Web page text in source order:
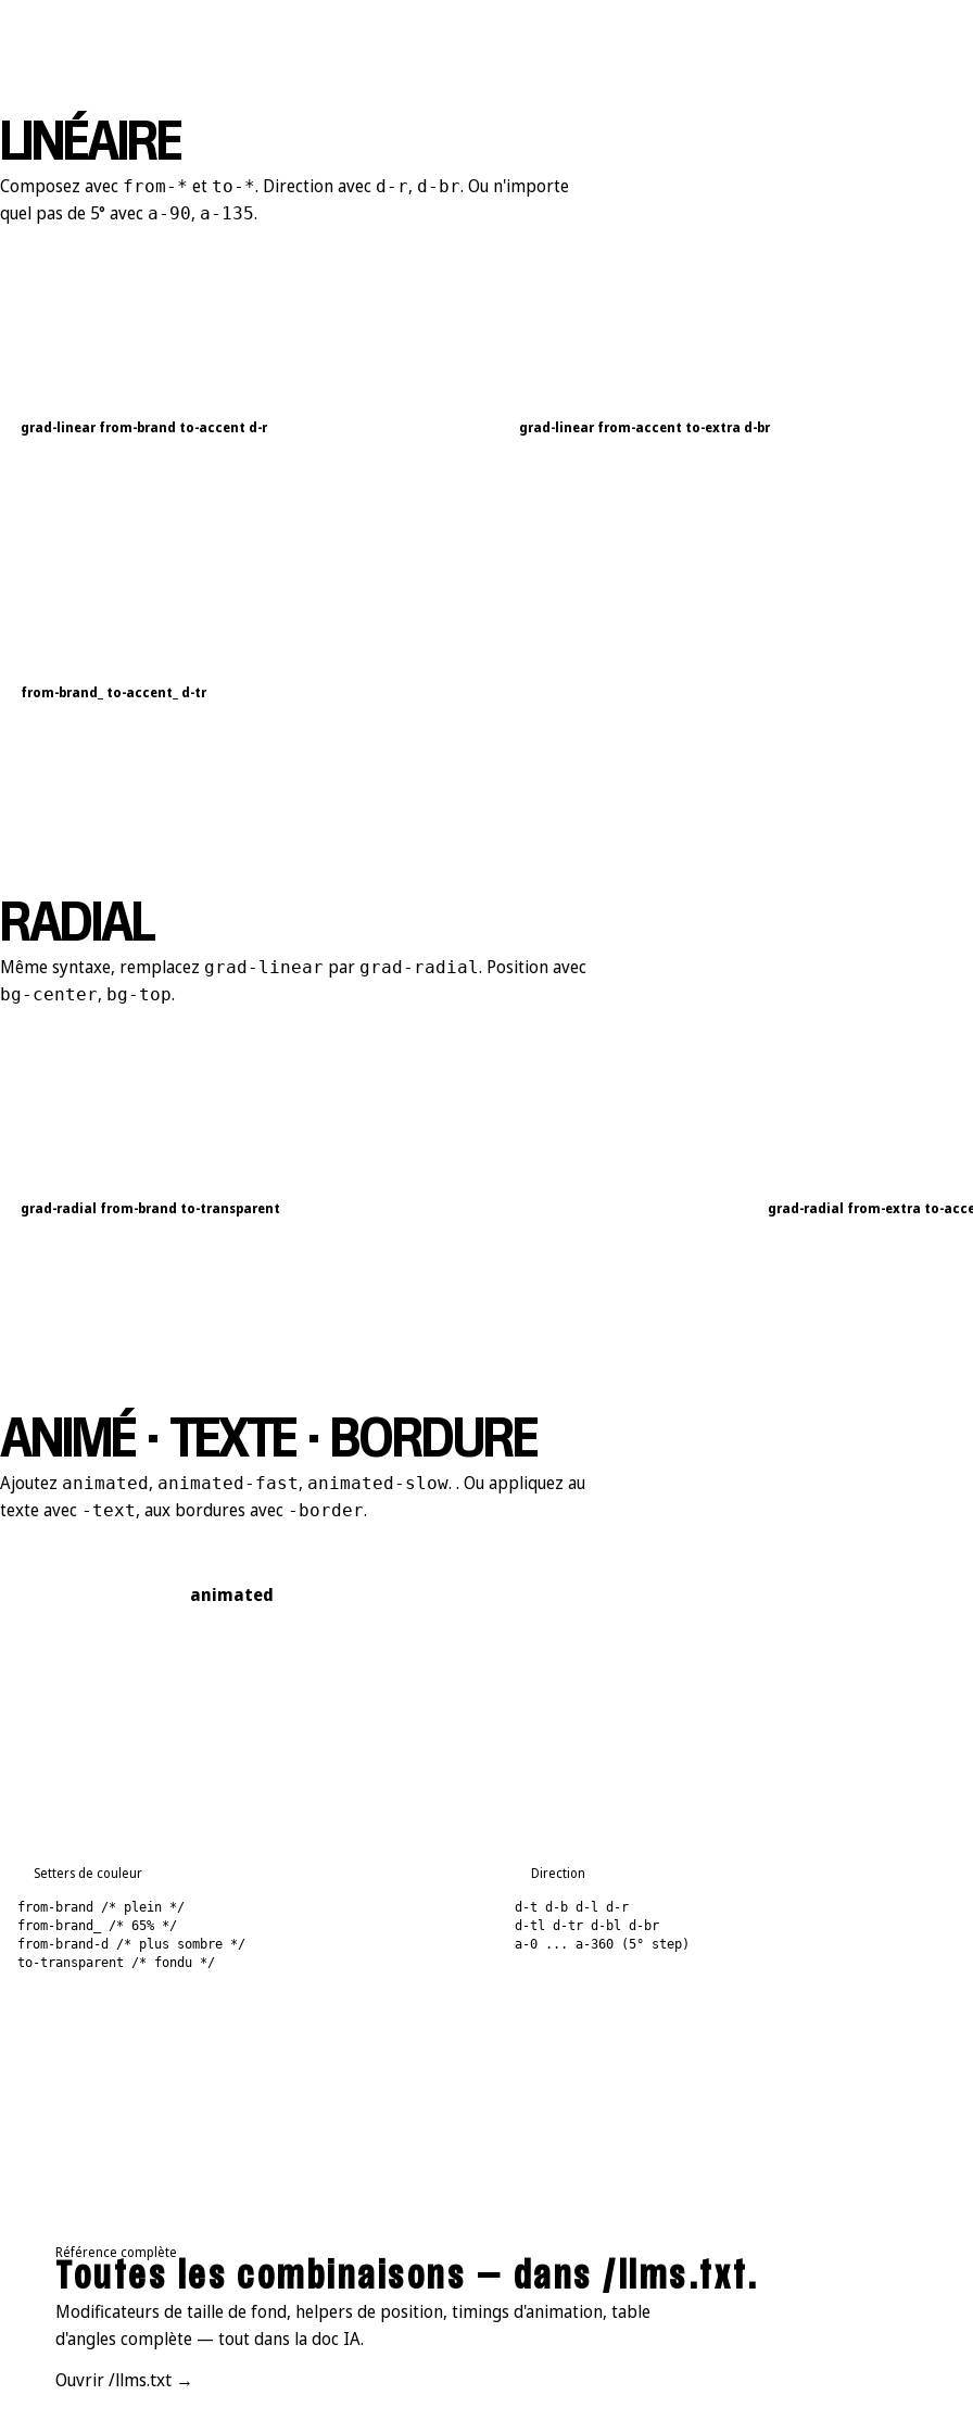
LINÉAIRE
Composez avec from-* et to-*. Direction avec d-r, d-br. Ou n'importe
quel pas de 5° avec a-90, a-135.
grad-linear from-brand to-accent d-r grad-linear from-accent to-extra d-br
from-brand_ to-accent_ d-tr
RADIAL
Même syntaxe, remplacez grad-linear par grad-radial . Position avec
bg-center, bg-top.
grad-radial from-brand to-transparent grad-radial from-extra to-
ANIMÉ · TEXTE · BORDURE
Ajoutez animated, animated-fast, animated-slow. . Ou appliquez au
texte avec -text, aux bordures avec -border.
animated
Setters de couleur
from-brand /* plein */
from-brand_ /* 65% */
from-brand-d /* plus sombre */
to-transparent /* fondu */
Direction
d-t d-b d-l d-r
d-tl d-tr d-bl d-br
a-0 ... a-360 (5° step)
Référence complète
Toutes les combinaisons — dans /llms.txt.
Modificateurs de taille de fond, helpers de position, timings d'animation, table
d'angles complète — tout dans la doc IA.
Ouvrir /llms.txt →